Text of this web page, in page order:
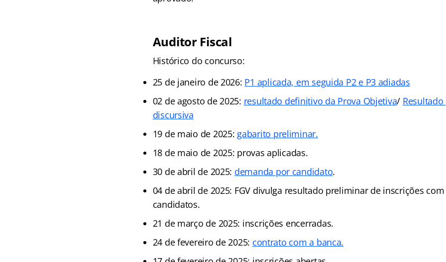
Auditor Fiscal
Histórico do concurso:
25 de janeiro de 2026: P1 aplicada, em seguida P2 e P3 adiadas
02 de agosto de 2025: resultado definitivo da Prova Objetiva/
discursiva
19 de maio de 2025: gabarito preliminar.
18 de maio de 2025: provas aplicadas.
30 de abril de 2025: demanda por candidato.
04 de abril de 2025: FGV divulga resultado preliminar de inscrições
candidatos.
21 de março de 2025: inscrições encerradas.
24 de fevereiro de 2025: contrato com a banca.